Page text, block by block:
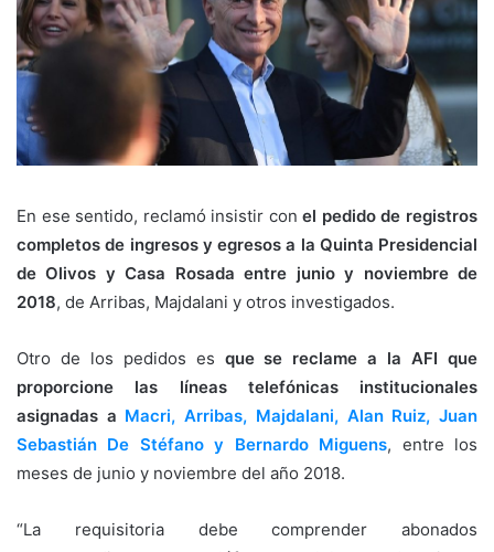
En ese sentido, reclamó insistir conel pedido de registros
completos de ingresos y egresos a la Quinta Presidencial
de Olivos y Casa Rosada entre junio y noviembre de
2018, de Arribas, Majdalani y otros investigados.
Otro de los pedidos es que se reclame a la AFI que
proporcione las líneas telefónicas institucionales
asignadas a Macri, Arribas, Majdalani, Alan Ruiz, Juan
Sebastián De Stéfano y Bernardo Miguens, entre los
meses de junio y noviembre del año 2018.
“La requisitoria debe comprender abonados